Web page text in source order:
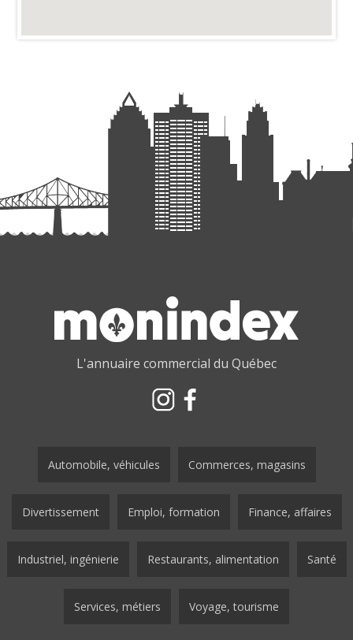
L'annuaire commercial du Québec
Automobile, véhicules Commerces, magasins
Divertissement Emploi, formation Finance, affaires
Industriel, ingénierie Restaurants, alimentation Santé
Services, métiers Voyage, tourisme